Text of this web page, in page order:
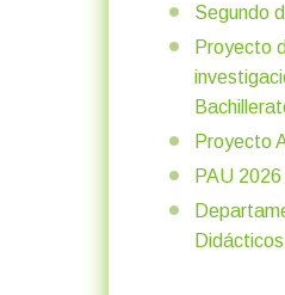
Segundo
Proyecto
Proyecto
PAU 2026
Didácticos